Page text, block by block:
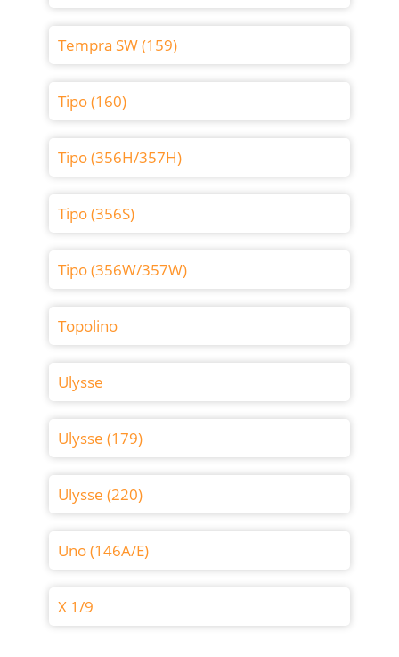
Tempra SW (159)
Tipo (160)
Tipo (356H/357H)
Tipo (356S)
Tipo (356W/357W)
Topolino
Ulysse
Ulysse (179)
Ulysse (220)
Uno (146A/E)
X 1/9